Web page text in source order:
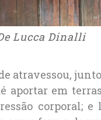
Lucca Dinalli
atravessou,
aportar em
corporal;